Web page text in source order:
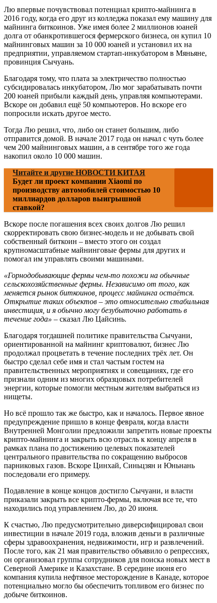
Лю впервые почувствовал потенциал крипто-майнинга в
2016 году, когда его друг из колледжа показал ему машину для
майнинга биткоинов. Уже имея более 2 миллионов юаней
долга от обанкротившегося фермерского бизнеса, он купил 10
майнинговых машин за 10 000 юаней и установил их на
предприятии, управляемом стартап-инкубатором в Мяньяне,
провинция Сычуань.
Благодаря тому, что плата за электричество полностью
субсидировалась инкубатором, Лю мог зарабатывать почти
200 юаней прибыли каждый день, управляя компьютерами.
Вскоре он добавил ещё 50 компьютеров. Но вскоре его
попросили искать другое место.
Тогда Лю решил, что, либо он станет большим, либо
отправится домой. В начале 2017 года он начал с чуть более
чем 200 майнинговых машин, а в сентябре того же года
накопил около 10 000 машин.
Читайте и другие НОВОСТИ КИТАЯ
Будет ли проект компании Xiaomi по
производству автомобилей стоимостью 10
миллиардов долларов выигрышной
ставкой?
Вскоре после погашения всех своих долгов Лю решил
скорректировать свою бизнес-модель и не добывать свой
собственный биткоин – вместо этого он создал
крупномасштабные майнинговые фермы для других и
помогал им управлять своими машинами.
«Горнодобывающие фермы чем-то похожи на обычные
сельскохозяйственные фермы. Независимо от того, как
меняется рынок биткоинов, процесс майнинга остаётся.
Открытие таких объектов – это относительно стабильная
инвестиция, и я обычно могу безубыточно работать в
течение года» – сказал Лю Цайсинь.
Благодаря тогдашней политике правительства Сычуани,
ориентированной на майнинг криптовалют, бизнес Лю
продолжал процветать в течение последних трёх лет. Он
быстро сделал себе имя и стал частым гостем на
правительственных мероприятиях и совещаниях, где его
признали одним из многих образцовых потребителей
энергии, которые помогли местным жителям выбраться из
нищеты.
Но всё прошло так же быстро, как и началось. Первое явное
предупреждение пришло в конце февраля, когда власти
Внутренней Монголии предложили запретить новые проекты
крипто-майнинга и закрыть всю отрасль к концу апреля в
рамках плана по достижению целевых показателей
центрального правительства по сокращению выбросов
парниковых газов. Вскоре Цинхай, Синьцзян и Юньнань
последовали его примеру.
Подавление в конце концов достигло Сычуани, и власти
приказали закрыть все крипто-фермы, включая все те, что
находились под управлением Лю, до 20 июня.
К счастью, Лю предусмотрительно диверсифицировал свои
инвестиции в начале 2019 года, вложив деньги в различные
сферы здравоохранения, недвижимости, игр и развлечений.
После того, как 21 мая правительство объявило о репрессиях,
он организовал группы сотрудников для поиска новых мест в
Северной Америке и Казахстане. В середине июня его
компания купила нефтяное месторождение в Канаде, которое
потенциально могло бы обеспечить топливом его бизнес по
добыче биткоинов.